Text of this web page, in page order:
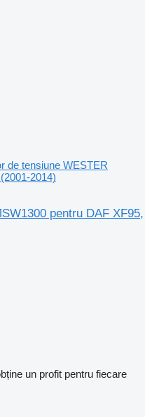
de tensiune WESTER
2014)
pentru DAF XF95,
un profit pentru fiecare